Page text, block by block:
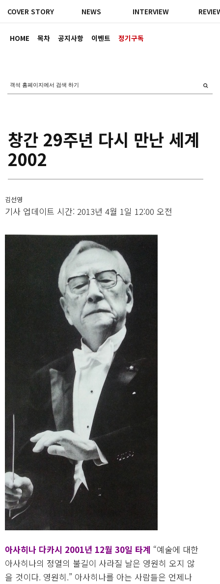
HOME 목차 공지사항 이벤트 정기구독
COVER STORY NEWS INTERVIEW
창간 29주년 다시 만난 세계
2002
김선영
기사 업데이트 시간: 2013년 4월 1일 12:00 오전
아사히나 다카시 2001년 12월 30일 타계 “예술에 대한
아사히나의 정열의 불길이 사라질 날은 영원히 오지 않
을 것이다. 영원히.” 아사히나를 아는 사람들은 언제나